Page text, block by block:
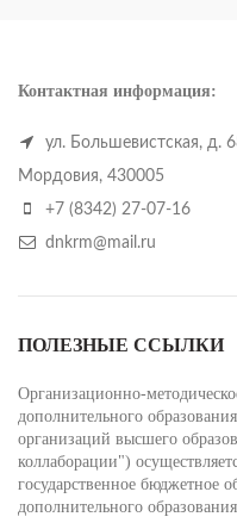
Контактная информация:
ул. Большевистская, д.
Мордовия, 430005
+7 (8342) 27-07-16
dnkrm@mail.ru
ПОЛЕЗНЫЕ ССЫЛКИ
Организационно-
дополнительного
организаций высшего
коллаборации")
государственное бюджетное
дополнительного